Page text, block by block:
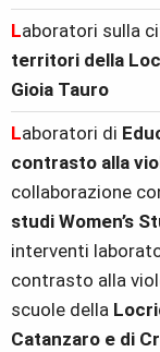
Laboratori sulla
territori della
Gioia Tauro
Laboratori di
contrasto alla
collaborazione
studi Women’s
interventi
contrasto alla
scuole della
Catanzaro e di